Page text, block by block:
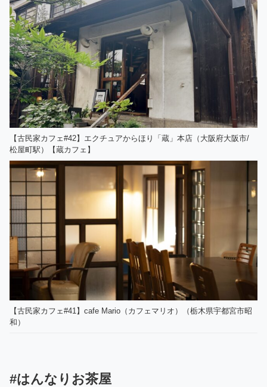
【古民家カフェ#42】エクチュアからほり「蔵」本店（大阪府大阪市/
松屋町駅）【蔵カフェ】
【古民家カフェ#41】cafe Mario（カフェマリオ）（栃木県宇都宮市昭
和）
#はんなりお茶屋